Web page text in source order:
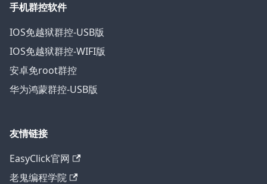
手机群控软件
IOS免越狱群控-USB版
IOS免越狱群控-WIFI版
安卓免root群控
华为鸿蒙群控-USB版
友情链接
EasyClick官网
老鬼编程学院